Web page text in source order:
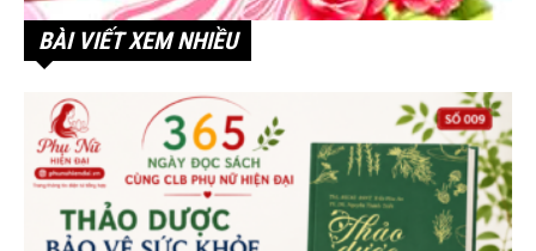
BÀI VIẾT XEM NHIỀU